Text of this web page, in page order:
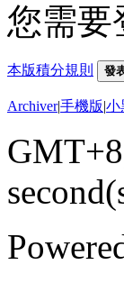
您需要
本版積分規則 發
Archiver|手機版|小